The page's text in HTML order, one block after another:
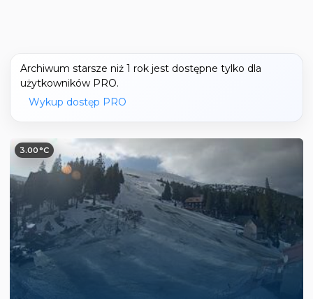
Archiwum starsze niż 1 rok jest dostępne tylko dla
użytkowników PRO.
Wykup dostęp PRO
3.00°C